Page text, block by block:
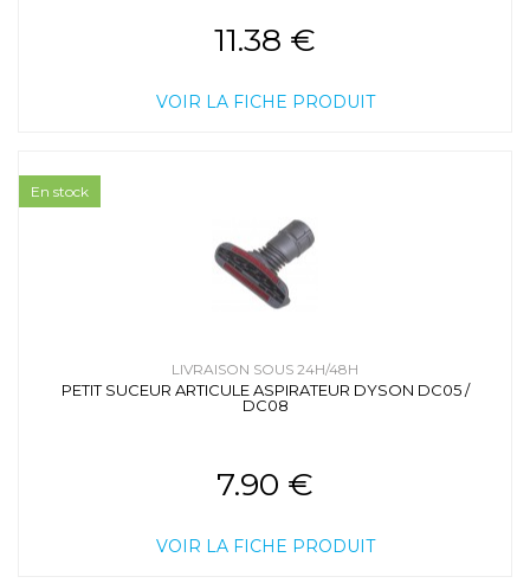
11.38 €
VOIR LA FICHE PRODUIT
LIVRAISON SOUS 24H/48H
PETIT SUCEUR ARTICULE ASPIRATEUR DYSON DC05 /
DC08
7.90 €
VOIR LA FICHE PRODUIT
En stock